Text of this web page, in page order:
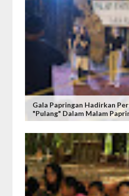
Gala Papringan Hadirkan
"Pulang" Dalam Malam